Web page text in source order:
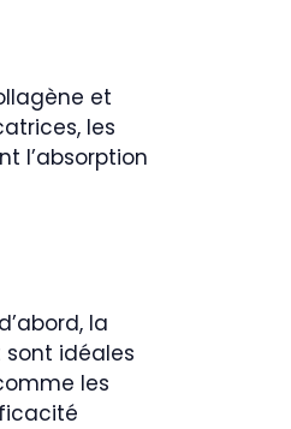
et
les
l’absorption
la
idéales
les